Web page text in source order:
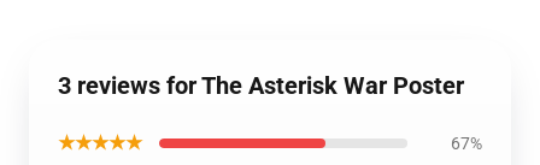
3 reviews for The Asterisk War Poster
★★★★★ 67%